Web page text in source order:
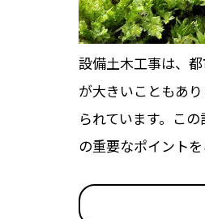
設備土木工事は、
が大きいこともあ
られています。こ
の重要なポイントを